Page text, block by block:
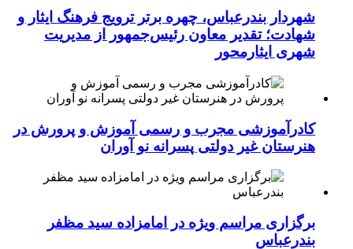
شهردار بندرعباس، چهره برتر ترویج فرهنگ ایثار و
شهادت؛ تقدیر معاون رئیس‌جمهور از مدیریت
شهری ایثارمحور
کادرآموزشی مجرب و رسمی آموزش و پرورش در
هنرستان غیر دولتی پسرانه نو آوران
برگزاری مراسم ویژه در امامزاده سید مظفر
بندرعباس